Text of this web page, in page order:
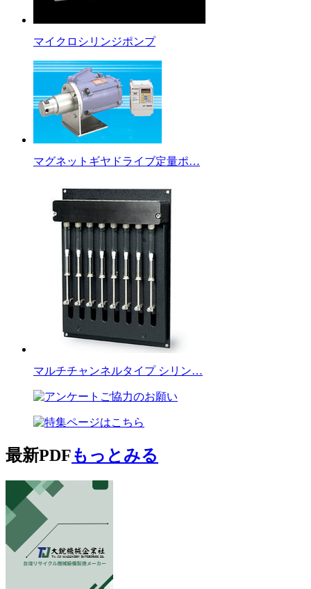
マイクロシリンジポンプ
マグネットギヤドライブ定量ポ…
マルチチャンネルタイプ シリン…
最新PDFもっとみる